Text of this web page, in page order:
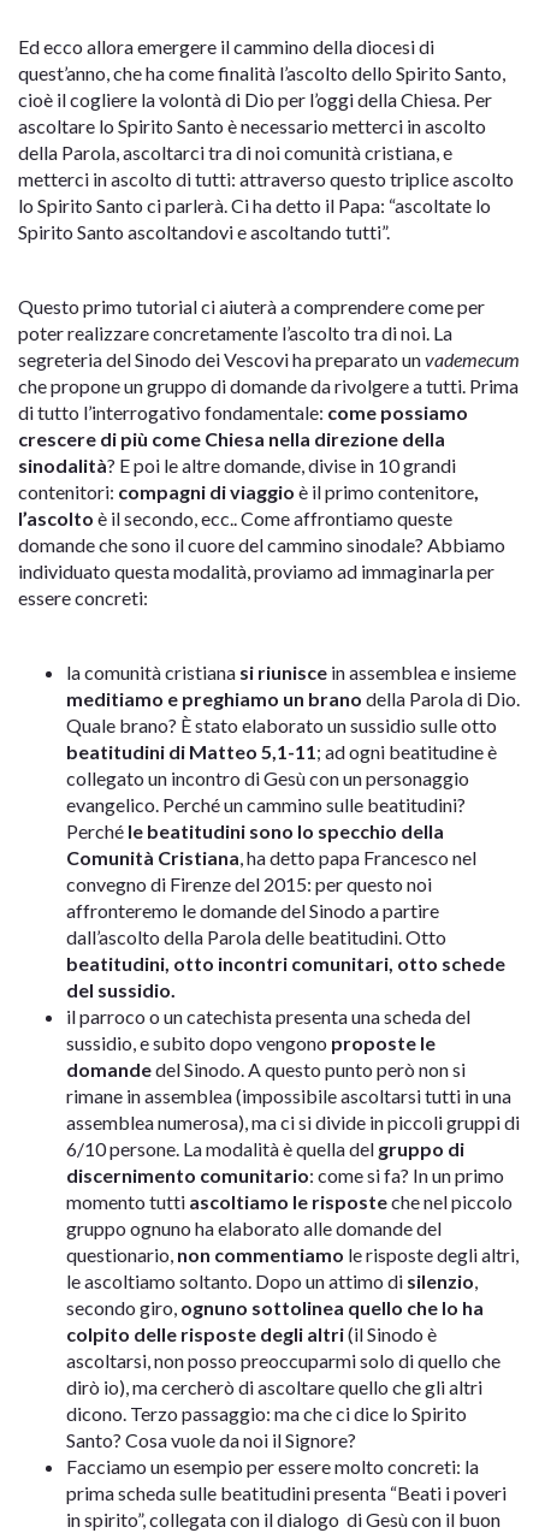
Ed ecco allora emergere il cammino della diocesi di
quest’anno, che ha come finalità l’ascolto dello Spirito Santo,
cioè il cogliere la volontà di Dio per l’oggi della Chiesa. Per
ascoltare lo Spirito Santo è necessario metterci in ascolto
della Parola, ascoltarci tra di noi comunità cristiana, e
metterci in ascolto di tutti: attraverso questo triplice ascolto
lo Spirito Santo ci parlerà. Ci ha detto il Papa: “ascoltate lo
Spirito Santo ascoltandovi e ascoltando tutti”.
Questo primo tutorial ci aiuterà a comprendere come per
poter realizzare concretamente l’ascolto tra di noi. La
segreteria del Sinodo dei Vescovi ha preparato unvademecum
che propone un gruppo di domande da rivolgere a tutti. Prima
di tutto l’interrogativo fondamentale: come possiamo
crescere di più come Chiesa nella direzione della
sinodalità? E poi le altre domande, divise in 10 grandi
contenitori: compagni di viaggio è il primo contenitore,
l’ascolto è il secondo, ecc.. Come affrontiamo queste
domande che sono il cuore del cammino sinodale? Abbiamo
individuato questa modalità, proviamo ad immaginarla per
essere concreti:
la comunità cristiana si riunisce in assemblea e insieme
meditiamo e preghiamo un brano della Parola di Dio.
Quale brano? È stato elaborato un sussidio sulle otto
beatitudini di Matteo 5,1-11; ad ogni beatitudine è
collegato un incontro di Gesù con un personaggio
evangelico. Perché un cammino sulle beatitudini?
Perché le beatitudini sono lo specchio della
Comunità Cristiana, ha detto papa Francesco nel
convegno di Firenze del 2015: per questo noi
affronteremo le domande del Sinodo a partire
dall’ascolto della Parola delle beatitudini. Otto
beatitudini, otto incontri comunitari, otto schede
del sussidio.
il parroco o un catechista presenta una scheda del
sussidio, e subito dopo vengono proposte le
domandedel Sinodo. A questo punto però non si
rimane in assemblea (impossibile ascoltarsi tutti in una
assemblea numerosa), ma ci si divide in piccoli gruppi di
6/10 persone. La modalità è quella del gruppo di
discernimento comunitario: come si fa? In un primo
momento tutti ascoltiamo le risposteche nel piccolo
gruppo ognuno ha elaborato alle domande del
questionario, non commentiamo le risposte degli altri,
le ascoltiamo soltanto. Dopo un attimo di silenzio,
secondo giro, ognuno sottolinea quello che lo ha
colpito delle risposte degli altri(il Sinodo è
ascoltarsi, non posso preoccuparmi solo di quello che
dirò io), ma cercherò di ascoltare quello che gli altri
dicono. Terzo passaggio: ma che ci dice lo Spirito
Santo? Cosa vuole da noi il Signore?
Facciamo un esempio per essere molto concreti: la
prima scheda sulle beatitudini presenta “Beati i poveri
in spirito”, collegata con il dialogo di Gesù con il buon